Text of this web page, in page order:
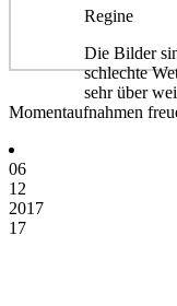
Regine
Die Bilder
schlechte
sehr über
Momentaufnahmen
06
12
2017
17